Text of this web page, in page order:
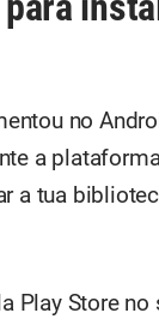
no
a
a tua
Play Store